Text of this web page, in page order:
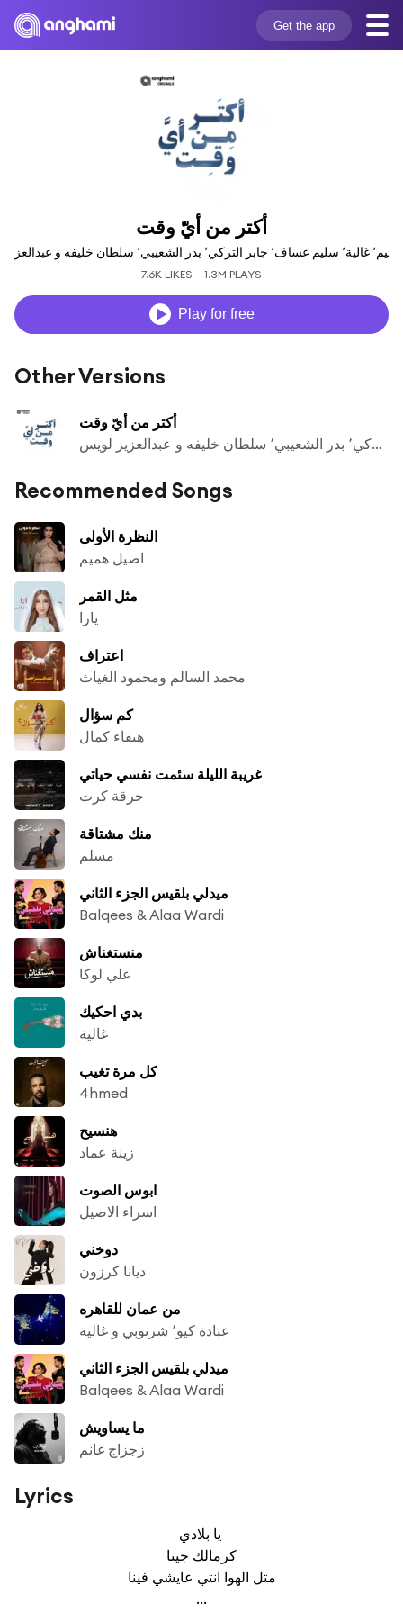
Get the app
أكتر من أيّ وقت
سلطان خليفه و عبدالعزيز لويس
7.6K LIKES 1.3M PLAYS
Play for free
Other Versions
أكتر من أيّ وقت
اصيل هميم٬ غالية٬ سليم عساف٬ جابر التركي٬ بدر الشعيبي٬ سلطان خليفه و عبدالعزيز لويس
Recommended Songs
النظرة الأولى
اصيل هميم
مثل القمر
يارا
اعتراف
محمد السالم ومحمود الغياث
كم سؤال
هيفاء كمال
غريبة الليلة سئمت نفسي حياتي
حرقة كرت
منك مشتاقة
مسلم
ميدلي بلقيس الجزء الثاني
Balqees & Alaa Wardi
منستغناش
علي لوكا
بدي احكيك
غالية
كل مرة تغيب
4hmed
هنسيح
زينة عماد
ابوس الصوت
اسراء الاصيل
دوخني
ديانا كرزون
من عمان للقاهره
عبادة كيو٬ شرنوبي و غالية
ميدلي بلقيس الجزء الثاني
Balqees & Alaa Wardi
ما يساويش
زجزاج غانم
Lyrics
يا بلادي
كرمالك جينا
متل الهوا انتي عايشي فينا
...